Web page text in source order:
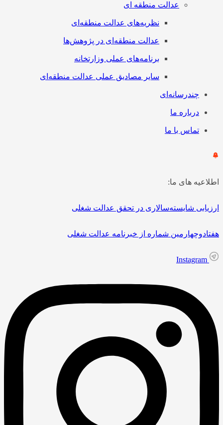
عدالت منطقه ای
نظریه‌های عدالت منطقه‌ای
عدالت منطقه‌ای در پژوهش‌ها
برنامه‌های عملی وزارتخانه
سایر مصادیق عملی عدالت منطقه‌ای
چندرسانه‌ای
درباره ما
تماس با ما
اطلاعیه های ما:
ارزیابی شایسته‌سالاری در تحقق عدالت شغلی
هفتادوچهارمین شماره از خبرنامه عدالت شغلی
Instagram